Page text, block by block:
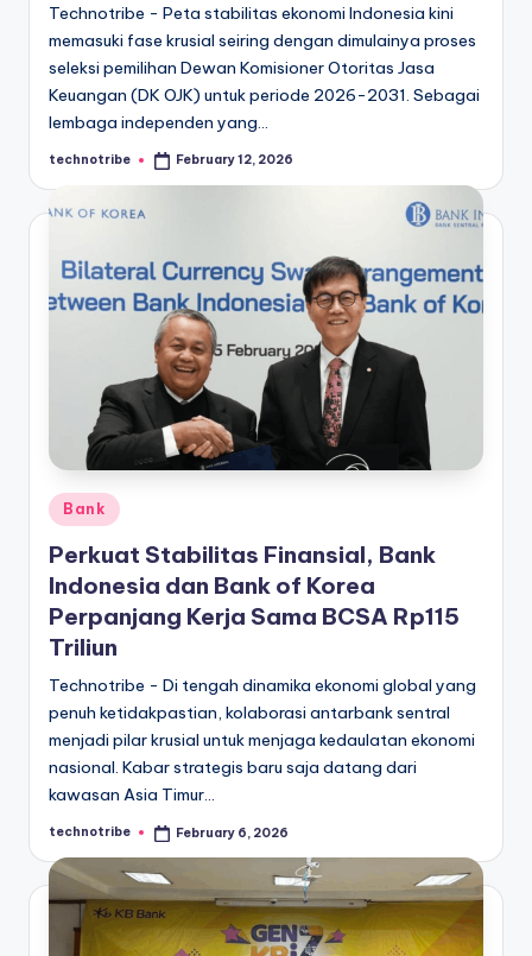
Technotribe - Peta stabilitas ekonomi Indonesia kini
memasuki fase krusial seiring dengan dimulainya proses
seleksi pemilihan Dewan Komisioner Otoritas Jasa
Keuangan (DK OJK) untuk periode 2026-2031. Sebagai
lembaga independen yang…
Posted
technotribe February 12, 2026
Posted
Bank
Perkuat Stabilitas Finansial, Bank
Indonesia dan Bank of Korea
Perpanjang Kerja Sama BCSA Rp115
Triliun
Technotribe - Di tengah dinamika ekonomi global yang
penuh ketidakpastian, kolaborasi antarbank sentral
menjadi pilar krusial untuk menjaga kedaulatan ekonomi
nasional. Kabar strategis baru saja datang dari
kawasan Asia Timur…
Posted
technotribe February 6, 2026